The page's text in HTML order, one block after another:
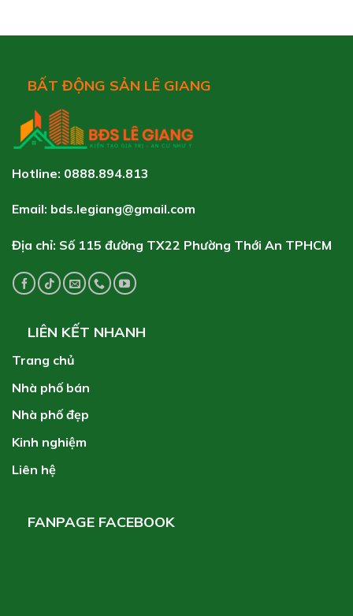
BẤT ĐỘNG SẢN LÊ GIANG
Hotline: 0888.894.813
Email: bds.legiang@gmail.com
Địa chỉ: Số 115 đường TX22 Phường Thới An TPHCM
LIÊN KẾT NHANH
Trang chủ
Nhà phố bán
Nhà phố đẹp
Kinh nghiệm
Liên hệ
FANPAGE FACEBOOK